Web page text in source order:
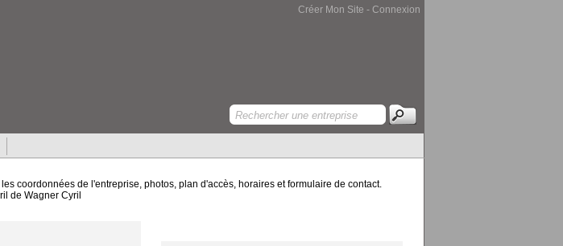
Créer Mon Site - Connexion
coordonnées de l'entreprise, photos, plan d'accès, horaires et formulaire de contact.
de Wagner Cyril